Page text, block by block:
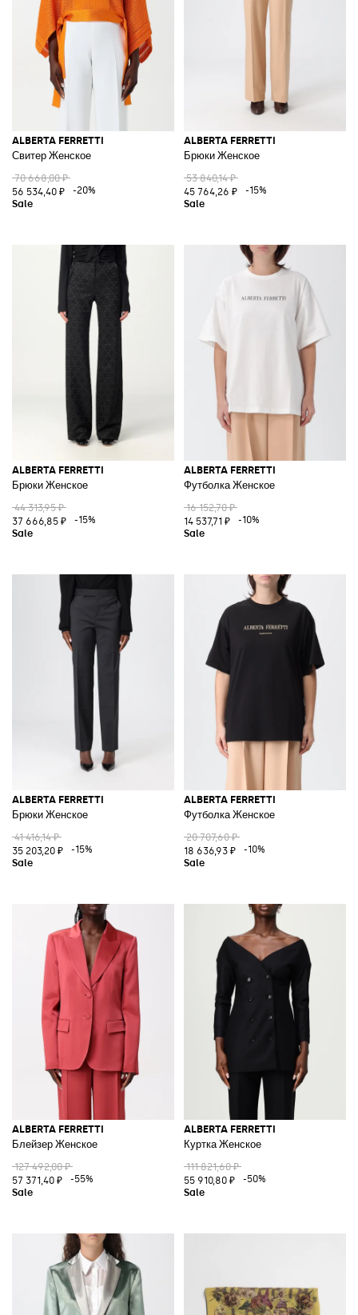
ALBERTA FERRETTI
Свитер Женское
70 668,00 ₽
56 534,40 ₽
-20%
ALBERTA FERRETTI
Брюки Женское
53 840,14 ₽
45 764,26 ₽
-15%
ALBERTA FERRETTI
Брюки Женское
44 313,95 ₽
37 666,85 ₽
-15%
ALBERTA FERRETTI
Футболка Женское
16 152,70 ₽
14 537,71 ₽
-10%
ALBERTA FERRETTI
Брюки Женское
41 416,14 ₽
35 203,20 ₽
-15%
ALBERTA FERRETTI
Футболка Женское
20 707,60 ₽
18 636,93 ₽
-10%
ALBERTA FERRETTI
Блейзер Женское
127 492,00 ₽
57 371,40 ₽
-55%
ALBERTA FERRETTI
Куртка Женское
111 821,60 ₽
55 910,80 ₽
-50%